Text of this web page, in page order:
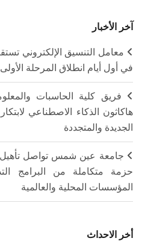
آخر الأخبار
في أول أيام انطلاق المرحلة
فريق كلية الحاسبات
هاكاثون الذكاء الاصطناعي
الجديدة والمتجددة
جامعة عين شمس تواصل
حزمة متكاملة من البرامج
المؤسسات المحلية والعالمية
أخر الاحداث